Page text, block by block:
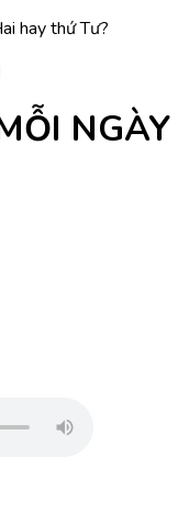
hay thứ Tư?
NGÀY